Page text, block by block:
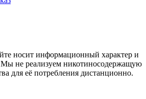
носит информационный характер и
Мы не реализуем никотиносодержащую
для её потребления дистанционно.